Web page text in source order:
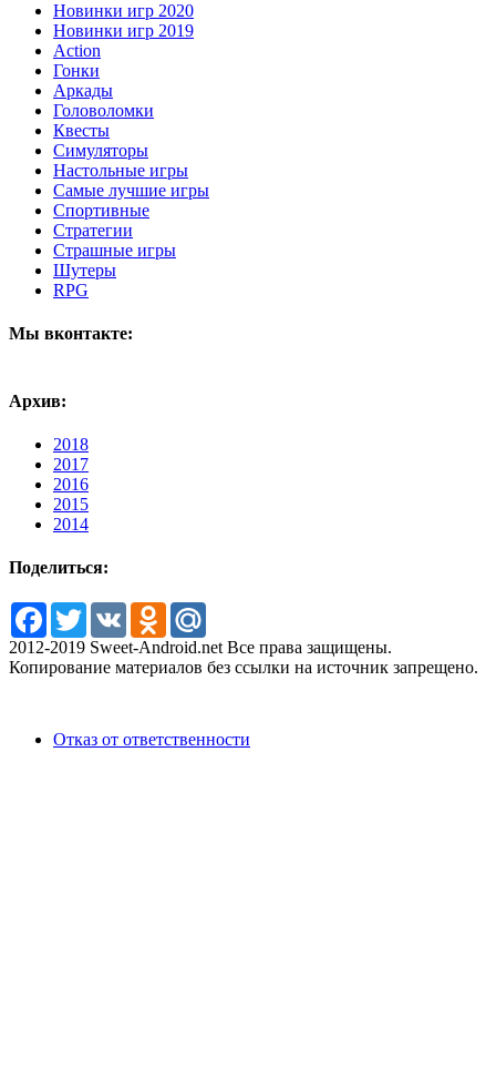
Новинки игр 2020
Новинки игр 2019
Action
Гонки
Аркады
Головоломки
Квесты
Симуляторы
Настольные игры
Самые лучшие игры
Спортивные
Стратегии
Страшные игры
Шутеры
RPG
Мы вконтакте:
Архив:
2018
2017
2016
2015
2014
Поделиться:
Facebook
TwitterVK Odnoklassniki
2012-2019 Sweet-Android.net Все права защищены.
Копирование материалов без ссылки на источник запрещено.
Отказ от ответственности